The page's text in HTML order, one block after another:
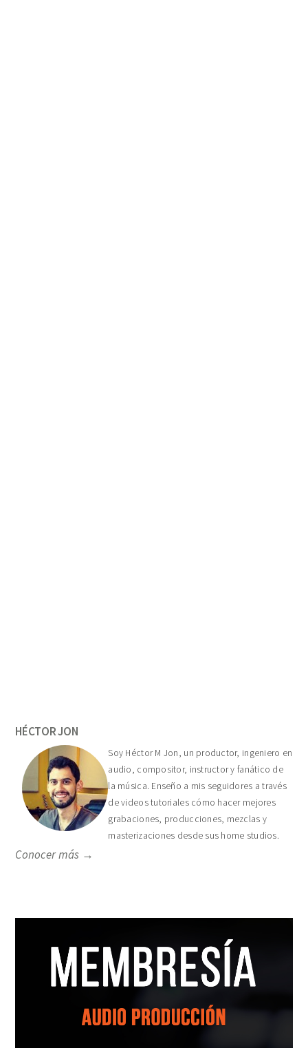
HÉCTOR JON
Soy Héctor M Jon, un productor, ingeniero en
audio, compositor, instructor y fanático de
la música. Enseño a mis seguidores a través
de videos tutoriales cómo hacer mejores
grabaciones, producciones, mezclas y
masterizaciones desde sus home studios.
Conocer más →